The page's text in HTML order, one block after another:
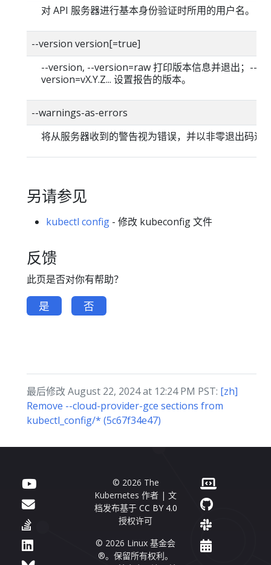
对 API 服务器进行基本身份验证时所用的用户名。
--version version[=true]
--version, --version=raw 打印版本信息并退出；--
version=vX.Y.Z... 设置报告的版本。
--warnings-as-errors
将从服务器收到的警告视为错误，并以非零退出码退
另请参见
kubectl config - 修改 kubeconfig 文件
反馈
此页是否对你有帮助？
是 否
最后修改 August 22, 2024 at 12:24 PM PST: [zh]
Remove --cloud-provider-gce sections from
kubectl_config/* (5c67f34e47)
© 2026 The
Kubernetes 作者 | 文
档发布基于 CC BY 4.0
授权许可
© 2026 Linux 基金会
®。保留所有权利。